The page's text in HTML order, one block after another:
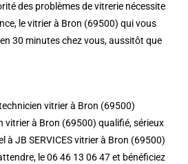
des problèmes de vitrerie nécessite
le vitrier à Bron (69500) qui vous
30 minutes chez vous, aussitôt que
vitrier à Bron (69500)
vitrier à Bron (69500) qualifié, sérieux
à JB SERVICES vitrier à Bron (69500)
le 06 46 13 06 47 et bénéficiez